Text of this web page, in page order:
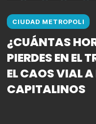
CIUDAD METROPOLI
¿CUÁNTAS
PIERDES EN EL
EL CAOS VIAL
CAPITALINOS